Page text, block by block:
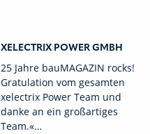
XELECTRIX POWER GMBH
25 Jahre bauMAGAZIN rocks!
Gratulation vom gesamten
xelectrix Power Team und
danke an ein großartiges
Team.«…